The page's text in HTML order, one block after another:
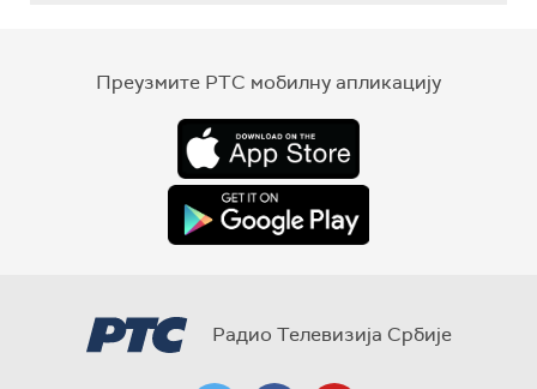
Преузмите РТС мобилну апликацију
Радио Телевизија Србије